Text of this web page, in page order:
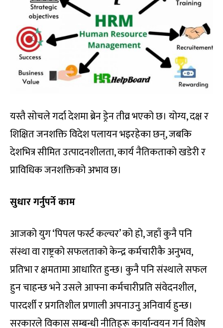
यस्तै सोचले गर्दा देशमा ब्रेन ड्रेन तीव्र भएको छ। योग्य, दक्ष र
शिक्षित जनशक्ति विदेश पलायन भइरहेका छन्, जबकि
देशभित्र सीमित उत्पादनशीलता, कार्य नैतिकताको खडेरी र
प्राविधिक जनशक्तिको अभाव छ।
सुधार गर्नुपर्ने काम
आजको युग ‘पिपल फर्स्ट कल्चर’ को हो, जहाँ कुनै पनि
संस्था वा राष्ट्रको सफलताको केन्द्र कर्मचारीकै अनुभव,
प्रतिभा र क्षमतामा आधारित हुन्छ। कुनै पनि संस्थाले सफल
हुन चाहन्छ भने उसले आफ्ना कर्मचारीप्रति संवेदनशील,
पारदर्शी र प्रगतिशील प्रणाली अपनाउनु अनिवार्य हुन्छ।
सरकारले विकास सम्बन्धी नीतिहरू कार्यान्वयन गर्न विशेष